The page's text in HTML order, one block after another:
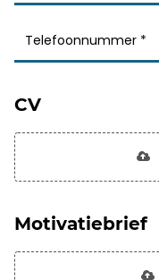
CV
Motivatiebrief